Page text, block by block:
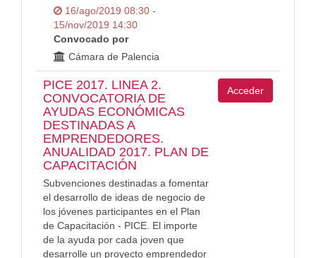
16/ago/2019 08:30 -
15/nov/2019 14:30
Convocado por
Cámara de Palencia
PICE 2017. LINEA 2.
CONVOCATORIA DE
AYUDAS ECONÓMICAS
DESTINADAS A
EMPRENDEDORES.
ANUALIDAD 2017. PLAN DE
CAPACITACIÓN
Subvenciones destinadas a fomentar
el desarrollo de ideas de negocio de
los jóvenes participantes en el Plan
de Capacitación - PICE. El importe
de la ayuda por cada joven que
desarrolle un proyecto emprendedor
Acceder